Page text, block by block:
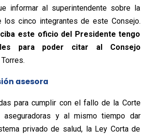
informar al superintendente sobre la
los cinco integrantes de este Consejo.
este oficio del Presidente tengo
para poder citar al Consejo
asesora
para cumplir con el fallo de la Corte
aseguradoras y al mismo tiempo dar
privado de salud, la Ley Corta de